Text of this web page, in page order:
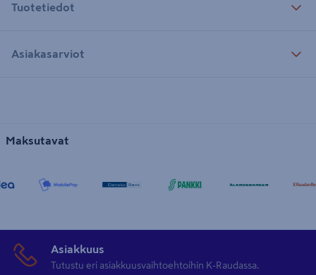
Tuotetiedot
Asiakasarviot
Maksutavat
Asiakkuus
Tutustu eri asiakkuusvaihtoehtoihin K-Raudassa.